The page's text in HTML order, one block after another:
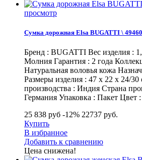
просмотр
Сумка дорожная Elsa BUGATTI \
Бренд : BUGATTI Вес изделия :
Молния Гарантия : 2 года
Натуральная воловья кожа
Размеры изделия : 47 х 22 х 24/30
производства : Индия Страна
Германия Упаковка : Пакет Цвет
25 838 руб -12% 22737 руб.
Купить
В избранное
Добавить к сравнению
Цена снижена!